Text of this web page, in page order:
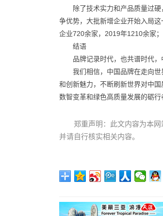
除了技术实力和产品质量过
争优势，大批新增企业开始入局
企业720余家，2019年1210余家
结语
品牌记录时代，也共谱时代，
我们相信，中国品牌在走向
和创新魅力，不断刷新世界对中
数智变革和绿色高质量发展的砺行
郑重声明：此文内容为本
并请自行核实相关内容。